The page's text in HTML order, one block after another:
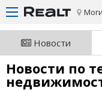
Новости
Новости по